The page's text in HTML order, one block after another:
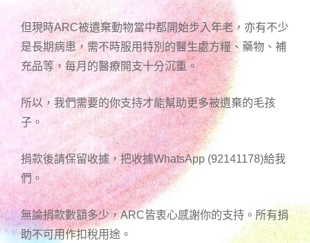
但現時ARC被遺棄動物當中都開始步入年老，亦有不少
是長期病患，需不時服用特別的醫生處方糧、藥物、補
充品等，每月的醫療開支十分沉重。
所以，我們需要的你支持才能幫助更多被遺棄的毛孩
子。
捐款後請保留收據，把收據WhatsApp (92141178)給我
們。
無論捐款數額多少，ARC皆衷心感謝你的支持。所有捐
助不可用作扣稅用途。